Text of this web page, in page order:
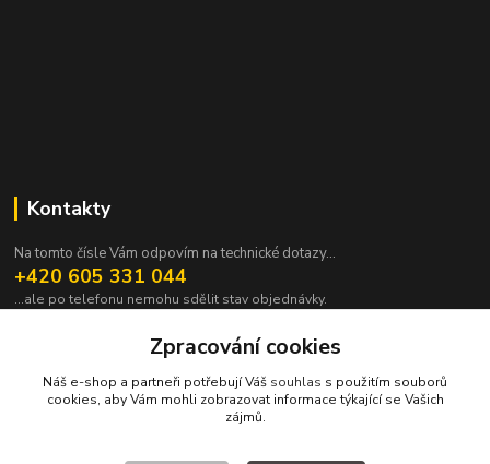
Kontakty
Na tomto čísle Vám odpovím na technické dotazy...
+420 605 331 044
...ale po telefonu nemohu sdělit stav objednávky.
pavek@janpavek.comZpracování cookies
Náš e-shop a partneři potřebují Váš souhlas s použitím souborů
cookies, aby Vám mohli zobrazovat informace týkající se Vašich
zájmů.